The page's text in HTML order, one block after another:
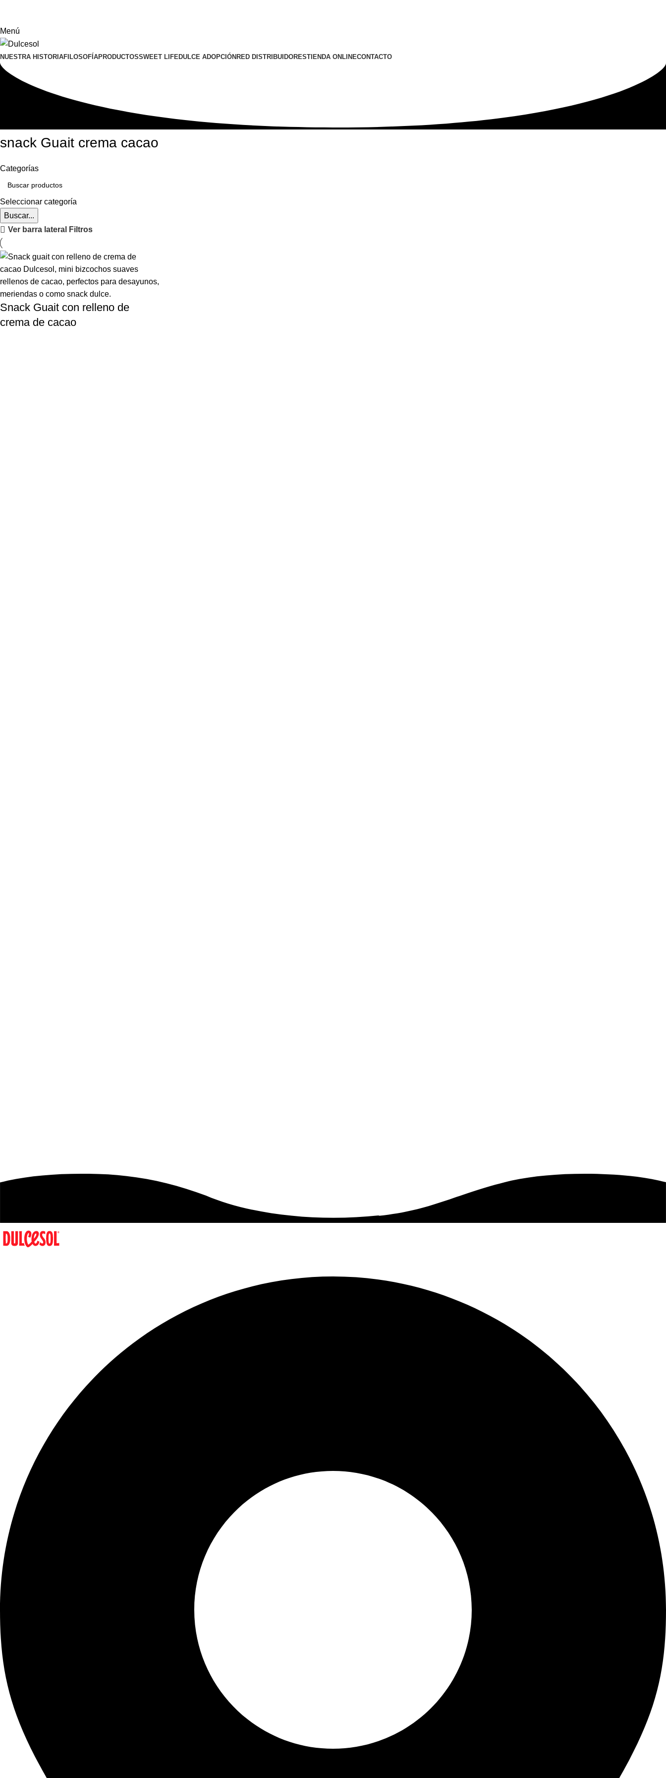
Menú
NUESTRA HISTORIAFILOSOFÍAPRODUCTOSSWEET LIFEDULCE ADOPCIÓN RED DISTRIBUIDORESTIENDA ONLINECONTACTO
snack Guait crema cacao
Categorías
Seleccionar categoría
Buscar...
Ver barra lateral
Filtros
Snack Guait con relleno de
crema de cacao